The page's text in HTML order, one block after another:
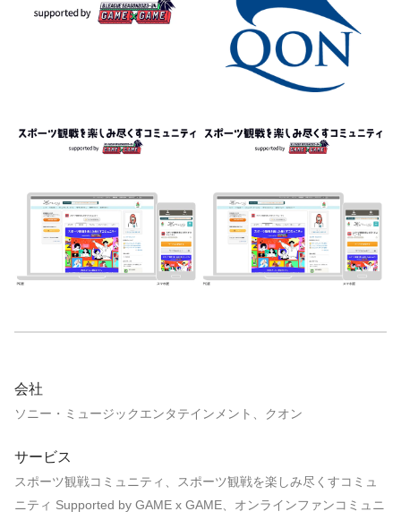
会社
ソニー・ミュージックエンタテインメント、クオン
サービス
スポーツ観戦コミュニティ、スポーツ観戦を楽しみ尽くすコミュ
ニティ Supported by GAME x GAME、オンラインファンコミュニ